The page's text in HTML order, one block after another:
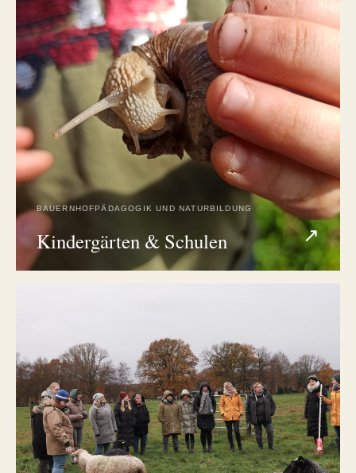
BAUERNHOFPÄDAGOGIK UND NATURBILDUNG
Kindergärten & Schulen ↗